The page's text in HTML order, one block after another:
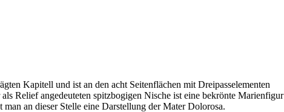
Kapitell und ist an den acht Seitenflächen mit Dreipasselementen
Relief angedeuteten spitzbogigen Nische ist eine bekrönte Marienfigur
an dieser Stelle eine Darstellung der Mater Dolorosa.